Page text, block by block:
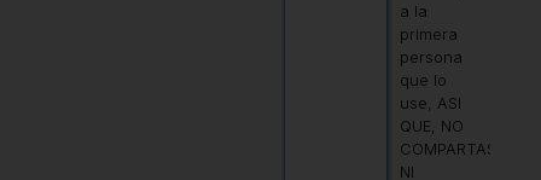
a la
primera
persona
que lo
use, ASI
QUE, NO
COMPARTAS,
NI